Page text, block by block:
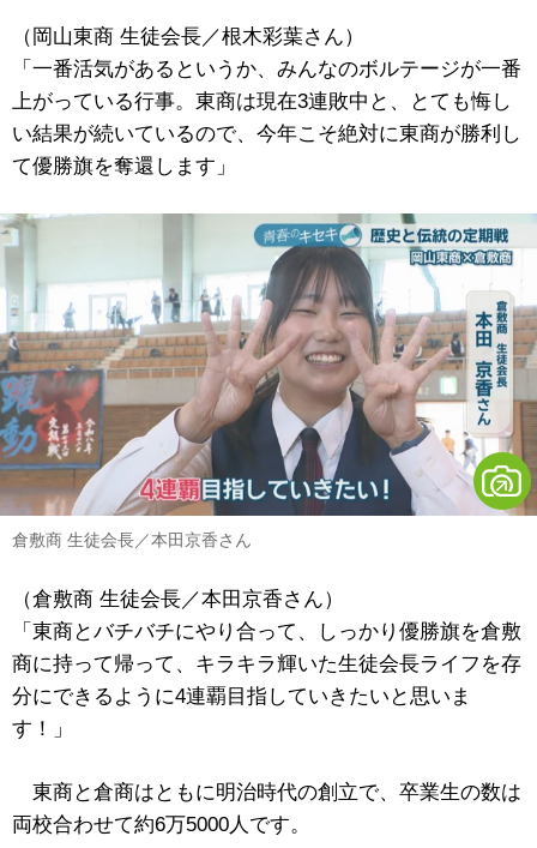
（岡山東商 生徒会長／根木彩葉さん）
「一番活気があるというか、みんなのボルテージが一番
上がっている行事。東商は現在3連敗中と、とても悔し
い結果が続いているので、今年こそ絶対に東商が勝利し
て優勝旗を奪還します」
倉敷商 生徒会長／本田京香さん
（倉敷商 生徒会長／本田京香さん）
「東商とバチバチにやり合って、しっかり優勝旗を倉敷
商に持って帰って、キラキラ輝いた生徒会長ライフを存
分にできるように4連覇目指していきたいと思いま
す！」
東商と倉商はともに明治時代の創立で、卒業生の数は
両校合わせて約6万5000人です。